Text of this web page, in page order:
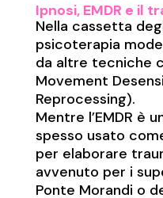
Ipnosi, EMDR e il
Nella cassetta
psicoterapia
da altre tecniche
Movement
Reprocessing).
Mentre l’EMDR è
spesso usato
per elaborare
avvenuto per i
Ponte Morandi o